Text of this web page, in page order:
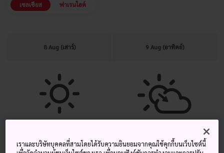
เซลเซียส ฟาเรนไฮต์
8 Aug (เสาร์) 9 Aug (อาทิตย์)
เราและบริษัทบุคคลที่สามโดยได้รับความยินยอมจากคุณใช้คุกกี้บนเว็บไซต์นี้